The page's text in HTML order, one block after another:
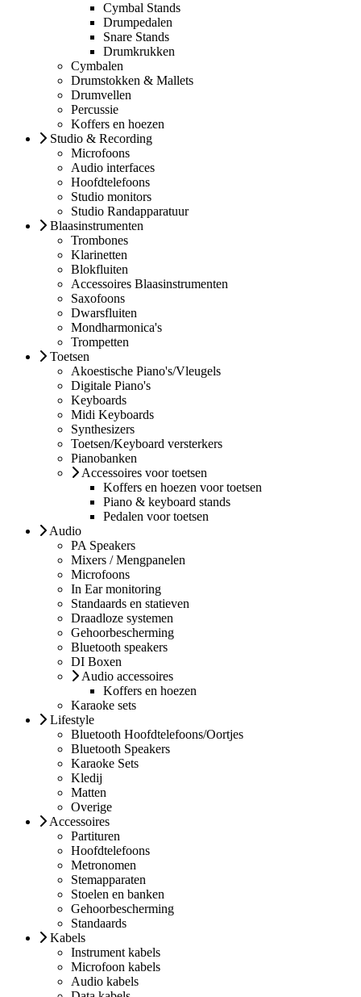
Cymbal Stands
Drumpedalen
Snare Stands
Drumkrukken
Cymbalen
Drumstokken & Mallets
Drumvellen
Percussie
Koffers en hoezen
Studio & Recording
Microfoons
Audio interfaces
Hoofdtelefoons
Studio monitors
Studio Randapparatuur
Blaasinstrumenten
Trombones
Klarinetten
Blokfluiten
Accessoires Blaasinstrumenten
Saxofoons
Dwarsfluiten
Mondharmonica's
Trompetten
Toetsen
Akoestische Piano's/Vleugels
Digitale Piano's
Keyboards
Midi Keyboards
Synthesizers
Toetsen/Keyboard versterkers
Pianobanken
Accessoires voor toetsen
Koffers en hoezen voor toetsen
Piano & keyboard stands
Pedalen voor toetsen
Audio
PA Speakers
Mixers / Mengpanelen
Microfoons
In Ear monitoring
Standaards en statieven
Draadloze systemen
Gehoorbescherming
Bluetooth speakers
DI Boxen
Audio accessoires
Koffers en hoezen
Karaoke sets
Lifestyle
Bluetooth Hoofdtelefoons/Oortjes
Bluetooth Speakers
Karaoke Sets
Kledij
Matten
Overige
Accessoires
Partituren
Hoofdtelefoons
Metronomen
Stemapparaten
Stoelen en banken
Gehoorbescherming
Standaards
Kabels
Instrument kabels
Microfoon kabels
Audio kabels